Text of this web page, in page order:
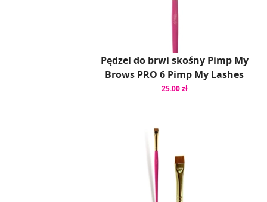
Pędzel do brwi skośny Pimp My
Brows PRO 6 Pimp My Lashes
25.00 zł